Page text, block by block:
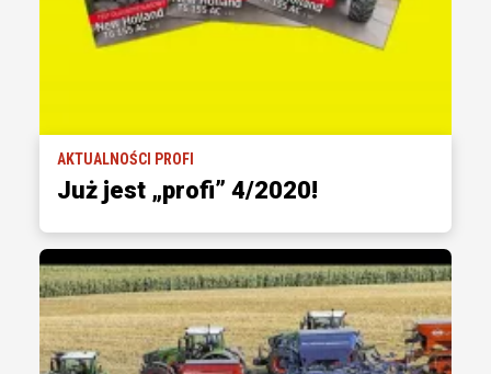
AKTUALNOŚCI PROFI
Już jest „profi” 4/2020!